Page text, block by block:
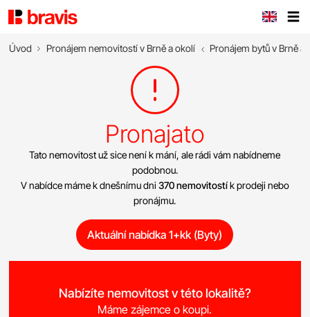
Úvod Pronájem nemovitostí v Brně a okolí Pronájem bytů v Brně a
Pronajato
Tato nemovitost už sice není k mání, ale rádi vám nabídneme
podobnou.
V nabídce máme k dnešnímu dni 370 nemovitostík prodeji nebo
pronájmu.
Aktuální nabídka 1+kk (Byty)
Nabízíte nemovitost v této lokalitě?
Máme zájemce o koupi.